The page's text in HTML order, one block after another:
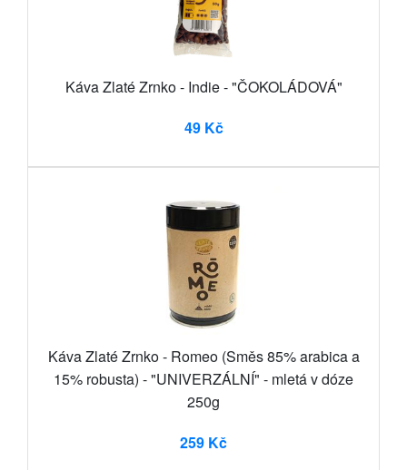
Káva Zlaté Zrnko - Indie - "ČOKOLÁDOVÁ"
49 Kč
Káva Zlaté Zrnko - Romeo (Směs 85% arabica a
15% robusta) - "UNIVERZÁLNÍ" - mletá v dóze
250g
259 Kč